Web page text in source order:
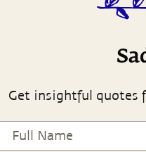
Get insightful quotes